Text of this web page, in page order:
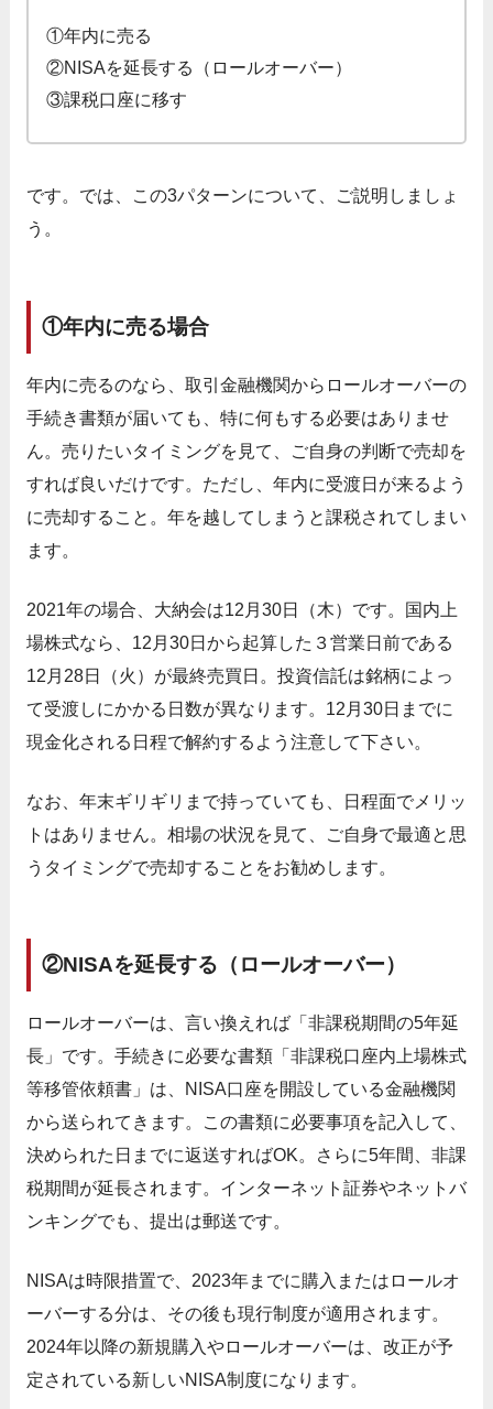
①年内に売る
②NISAを延長する（ロールオーバー）
③課税口座に移す
です。では、この3パターンについて、ご説明しましょ
う。
①年内に売る場合
年内に売るのなら、取引金融機関からロールオーバーの
手続き書類が届いても、特に何もする必要はありませ
ん。売りたいタイミングを見て、ご自身の判断で売却を
すれば良いだけです。ただし、年内に受渡日が来るよう
に売却すること。年を越してしまうと課税されてしまい
ます。
2021年の場合、大納会は12月30日（木）です。国内上
場株式なら、12月30日から起算した３営業日前である
12月28日（火）が最終売買日。投資信託は銘柄によっ
て受渡しにかかる日数が異なります。12月30日までに
現金化される日程で解約するよう注意して下さい。
なお、年末ギリギリまで持っていても、日程面でメリッ
トはありません。相場の状況を見て、ご自身で最適と思
うタイミングで売却することをお勧めします。
②NISAを延長する（ロールオーバー）
ロールオーバーは、言い換えれば「非課税期間の5年延
長」です。手続きに必要な書類「非課税口座内上場株式
等移管依頼書」は、NISA口座を開設している金融機関
から送られてきます。この書類に必要事項を記入して、
決められた日までに返送すればOK。さらに5年間、非課
税期間が延長されます。インターネット証券やネットバ
ンキングでも、提出は郵送です。
NISAは時限措置で、2023年までに購入またはロールオ
ーバーする分は、その後も現行制度が適用されます。
2024年以降の新規購入やロールオーバーは、改正が予
定されている新しいNISA制度になります。